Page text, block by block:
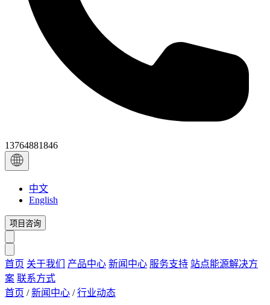
13764881846
中文
English
项目咨询
首页 关于我们 产品中心 新闻中心 服务支持 站点能源解决方
案 联系方式
首页 / 新闻中心 / 行业动态